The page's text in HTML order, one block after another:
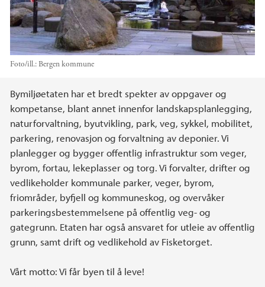
Foto/ill.: Bergen kommune
Hovedinnhold
Bymiljøetaten har et bredt spekter av oppgaver og
kompetanse, blant annet innenfor landskapsplanlegging,
naturforvaltning, byutvikling, park, veg, sykkel, mobilitet,
parkering, renovasjon og forvaltning av deponier. Vi
planlegger og bygger offentlig infrastruktur som veger,
byrom, fortau, lekeplasser og torg. Vi forvalter, drifter og
vedlikeholder kommunale parker, veger, byrom,
friområder, byfjell og kommuneskog, og overvåker
parkeringsbestemmelsene på offentlig veg- og
gategrunn. Etaten har også ansvaret for utleie av offentlig
grunn, samt drift og vedlikehold av Fisketorget.
Vårt motto: Vi får byen til å leve!